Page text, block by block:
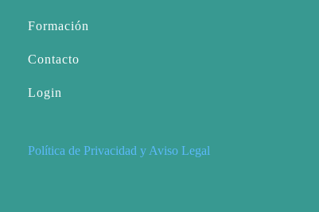
Formación
Contacto
Login
Política de Privacidad y Aviso Legal